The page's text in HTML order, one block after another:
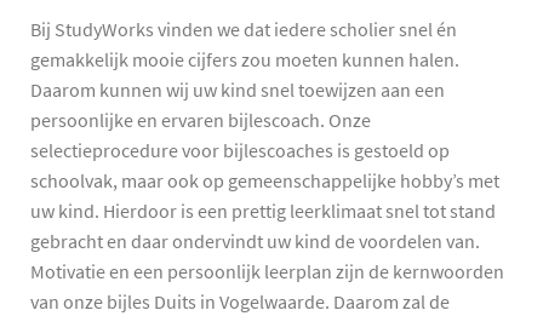
Bij StudyWorks vinden we dat iedere scholier snel én
gemakkelijk mooie cijfers zou moeten kunnen halen.
Daarom kunnen wij uw kind snel toewijzen aan een
persoonlijke en ervaren bijlescoach. Onze
selectieprocedure voor bijlescoaches is gestoeld op
schoolvak, maar ook op gemeenschappelijke hobby’s met
uw kind. Hierdoor is een prettig leerklimaat snel tot stand
gebracht en daar ondervindt uw kind de voordelen van.
Motivatie en een persoonlijk leerplan zijn de kernwoorden
van onze bijles Duits in Vogelwaarde. Daarom zal de